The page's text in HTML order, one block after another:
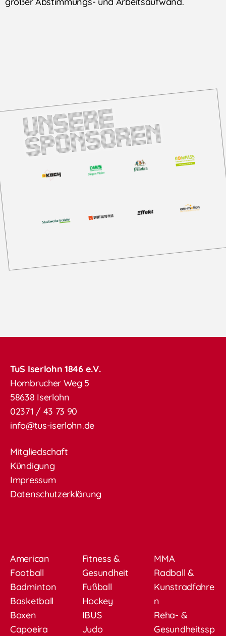
U
n
s
e
r
e
S
p
o
n
s
o
r
e
n
TuS Iserlohn 1846 e.V.
Hombrucher Weg 5
58638 Iserlohn
02371 / 43 73 90
info@tus-iserlohn.de
Mitgliedschaft
Kündigung
Impressum
Datenschutzerklärung
American
Football
Badminton
Basketball
Boxen
Capoeira
Fitness &
Gesundheit
Fußball
Hockey
IBUS
Judo
MMA
Radball &
Kunstradfahre
n
Reha- &
Gesundheitssp